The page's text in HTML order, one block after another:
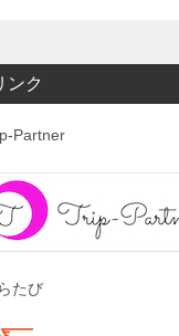
ンク
Partner
たび